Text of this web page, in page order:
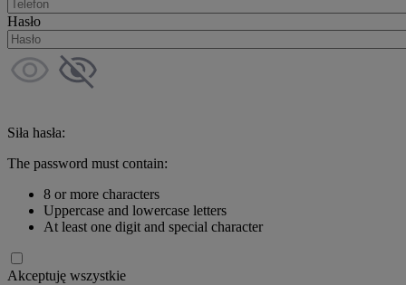
Hasło
Siła hasła:
The password must contain:
8 or more characters
Uppercase and lowercase letters
At least one digit and special character
Akceptuję wszystkie